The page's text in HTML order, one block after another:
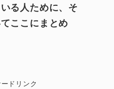
る人ために、そ
ここにまとめ
ドリンク